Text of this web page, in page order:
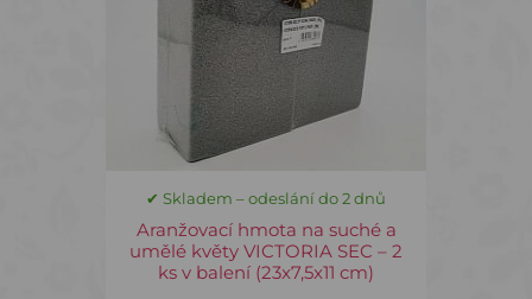
✔ Skladem – odeslání do 2 dnů
Aranžovací hmota na suché a
umělé květy VICTORIA SEC – 2
ks v balení (23x7,5x11 cm)